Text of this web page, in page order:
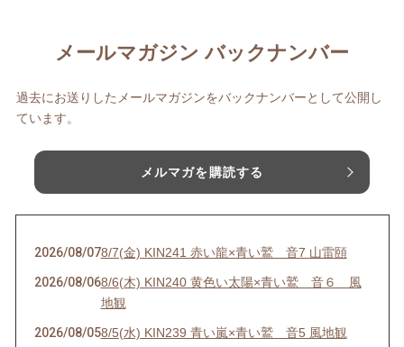
メールマガジン バックナンバー
過去にお送りしたメールマガジンをバックナンバーとして公開し
ています。
メルマガを購読する
2026/08/078/7(金) KIN241 赤い龍×青い鷲 音7 山雷頤
2026/08/068/6(木) KIN240 黄色い太陽×青い鷲 音６ 風
地観
2026/08/058/5(水) KIN239 青い嵐×青い鷲 音5 風地観